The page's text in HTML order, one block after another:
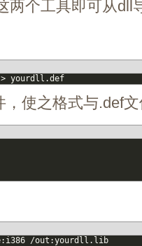
两个工具即可从dll
> yourdll .def
，使之格式与.def
: i386 /out :yourdll . lib